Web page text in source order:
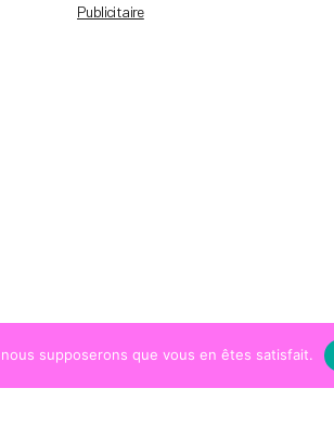
Publicitaire
supposerons que vous en êtes satisfait.